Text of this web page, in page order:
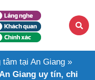
tâm tại An Giang »
Giang uy tín, chi